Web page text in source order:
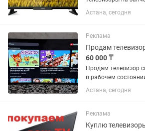
подсветку за 5-25тт
неисправность
крышке телевизора
Астана, сегодня
Реклама
60 000 ₸
Продам телевизор
в рабочем
можно квартирантов
Астана, сегодня
Реклама